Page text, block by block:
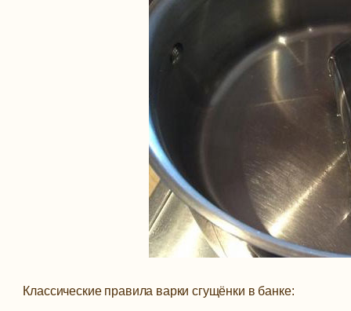
Классические правила варки сгущёнки в банке: